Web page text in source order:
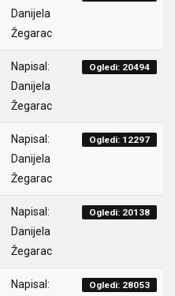
Danijela
Žegarac
Napisal:
Danijela
Žegarac
Ogledi: 20494
Napisal:
Danijela
Žegarac
Ogledi: 12297
Napisal:
Danijela
Žegarac
Ogledi: 20138
Napisal:
Ogledi: 28053